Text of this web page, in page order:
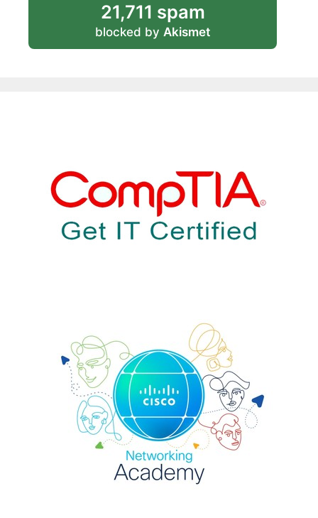
21,711 spam
blocked by Akismet